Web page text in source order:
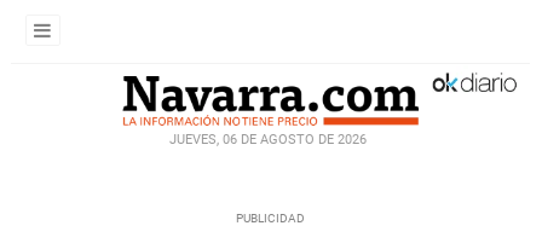
JUEVES, 06 DE AGOSTO DE 2026